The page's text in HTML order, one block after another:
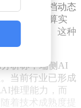
支持的20档动态
本地AI运算实
提升明显。这种
峻挑战。
分析称，端侧AI
当前行业已形成
推理能力，而
着技术成熟度提